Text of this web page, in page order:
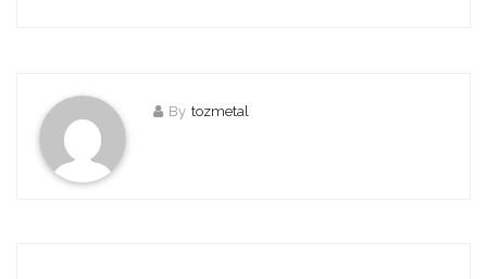
By tozmetal